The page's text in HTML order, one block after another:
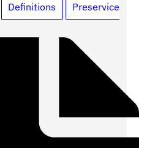
Definitions
Preservice